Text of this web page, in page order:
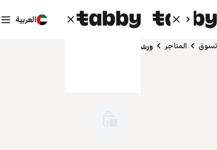
العربية
تسوق المتاجر ورشة ميتال بلايرز